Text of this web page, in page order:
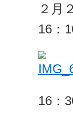
２月
16：
16：